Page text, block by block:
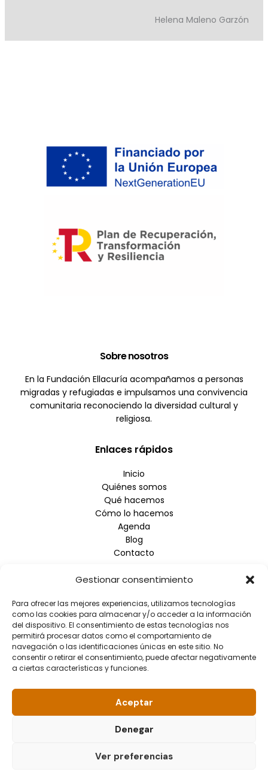
Gestionar consentimiento
Para ofrecer las mejores experiencias, utilizamos tecnologías
como las cookies para almacenar y/o acceder a la información
del dispositivo. El consentimiento de estas tecnologías nos
permitirá procesar datos como el comportamiento de
navegación o las identificaciones únicas en este sitio. No
consentir o retirar el consentimiento, puede afectar negativamente
a ciertas características y funciones.
Aceptar
Denegar
Ver preferencias
Helena Maleno Garzón
Sobre nosotros
En la Fundación Ellacuría acompañamos a personas
migradas y refugiadas e impulsamos una convivencia
comunitaria reconociendo la diversidad cultural y
religiosa.
Enlaces rápidos
Inicio
Quiénes somos
Qué hacemos
Cómo lo hacemos
Agenda
Blog
Contacto
Empresa
Aviso Legal
Política de Privacidad
Política de Cookies
Información de contacto
Dirección: Arrupe Etxea C/ Padre Lojendio, 2 - 1º Derecha
- 48008 BILBAO
Teléfono: 944.465.992
Correo electrónico: info@fundacionellacuria.org